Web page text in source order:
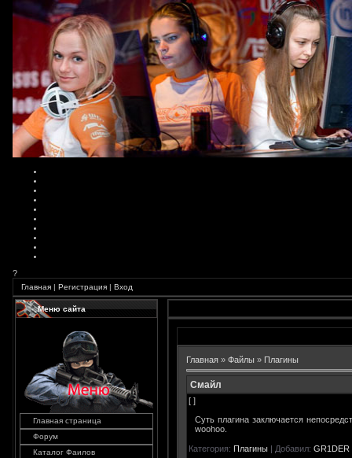
?
Главная | Регистрация | Вход
Меню сайта
Главная страница
Форум
Каталог Фаилов
Главная » Файлы » Плагины
Смайл
[ ]
Суть плагина заключается
woohoo.
Категория: Плагины | Добавил: GR1DER